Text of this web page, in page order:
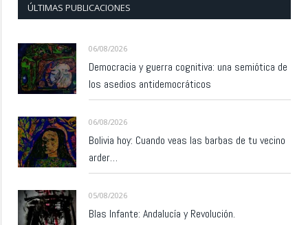
ÚLTIMAS PUBLICACIONES
06/08/2026
Democracia y guerra cognitiva: una semiótica de
los asedios antidemocráticos
06/08/2026
Bolivia hoy: Cuando veas las barbas de tu vecino
arder…
05/08/2026
Blas Infante: Andalucía y Revolución.